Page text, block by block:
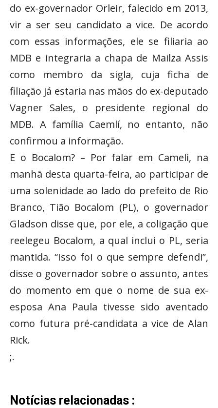
do ex-governador Orleir, falecido em 2013,
vir a ser seu candidato a vice. De acordo
com essas informações, ele se filiaria ao
MDB e integraria a chapa de Mailza Assis
como membro da sigla, cuja ficha de
filiação já estaria nas mãos do ex-deputado
Vagner Sales, o presidente regional do
MDB. A família Caemlí, no entanto, não
confirmou a informação.
E o Bocalom? – Por falar em Cameli, na
manhã desta quarta-feira, ao participar de
uma solenidade ao lado do prefeito de Rio
Branco, Tião Bocalom (PL), o governador
Gladson disse que, por ele, a coligação que
reelegeu Bocalom, a qual inclui o PL, seria
mantida. “Isso foi o que sempre defendi”,
disse o governador sobre o assunto, antes
do momento em que o nome de sua ex-
esposa Ana Paula tivesse sido aventado
como futura pré-candidata a vice de Alan
Rick.
;.
Notícias relacionadas :